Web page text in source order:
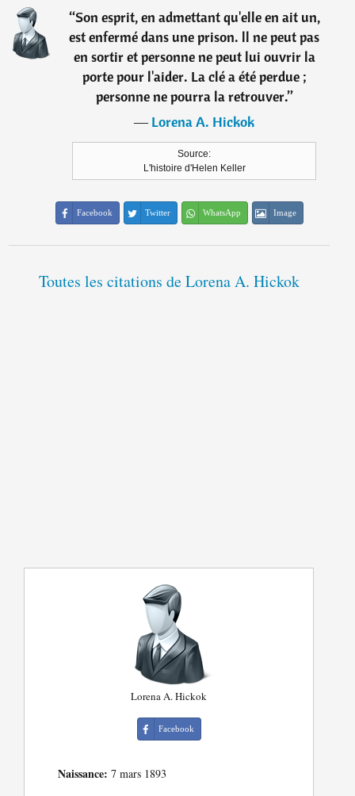
“Son esprit, en admettant qu'elle en ait un,
est enfermé dans une prison. ll ne peut pas
en sortir et personne ne peut lui ouvrir la
porte pour l'aider. La clé a été perdue ;
personne ne pourra la retrouver.”
―Lorena A. Hickok
Source:
L'histoire d'Helen Keller
Facebook Twitter WhatsApp Image
Toutes les citations de Lorena A. Hickok
Lorena A. Hickok
Facebook
Naissance: 7 mars 1893